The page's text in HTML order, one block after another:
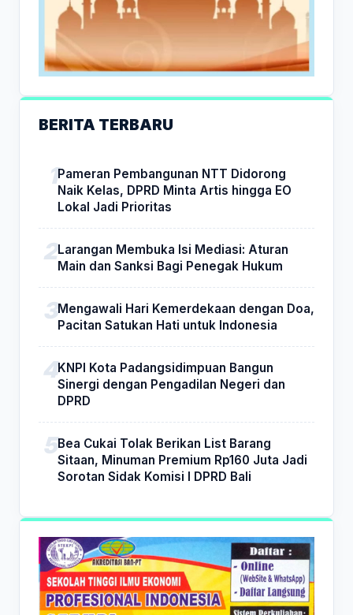
BERITA TERBARU
Pameran Pembangunan NTT Didorong
Naik Kelas, DPRD Minta Artis hingga EO
Lokal Jadi Prioritas
Larangan Membuka Isi Mediasi: Aturan
Main dan Sanksi Bagi Penegak Hukum
Mengawali Hari Kemerdekaan dengan Doa,
Pacitan Satukan Hati untuk Indonesia
KNPI Kota Padangsidimpuan Bangun
Sinergi dengan Pengadilan Negeri dan
DPRD
Bea Cukai Tolak Berikan List Barang
Sitaan, Minuman Premium Rp160 Juta Jadi
Sorotan Sidak Komisi I DPRD Bali